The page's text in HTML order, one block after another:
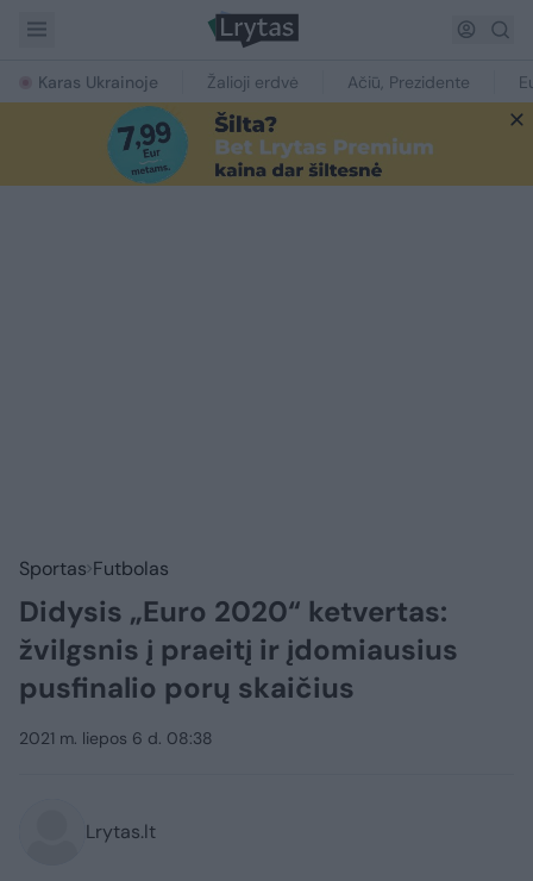
Karas Ukrainoje Žalioji erdvė Ačiū, Prezidente
Sportas Futbolas
Didysis „Euro 2020“ ketvertas:
žvilgsnis į praeitį ir įdomiausius
pusfinalio porų skaičius
2021 m. liepos 6 d. 08:38
Lrytas.lt